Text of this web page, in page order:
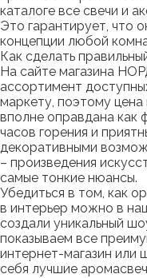
каталоге все свечи и
Это гарантирует, что
концепции любой
Как сделать
На сайте магазина
ассортимент
маркету, поэтому
вполне оправдана как
часов горения и
декоративными
– произведения
самые тонкие нюансы.
Убедиться в том, как
в интерьер можно в
создали уникальный
показываем все
интернет-магазин или
себя лучшие